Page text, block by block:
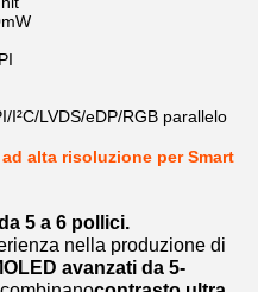
I²C/LVDS/eDP/RGB parallelo
alta risoluzione per Smart
5 a 6 pollici.
nella produzione di
avanzati da 5-